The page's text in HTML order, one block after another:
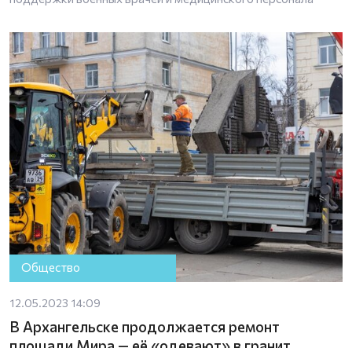
Общество
12.05.2023 14:09
В Архангельске продолжается ремонт